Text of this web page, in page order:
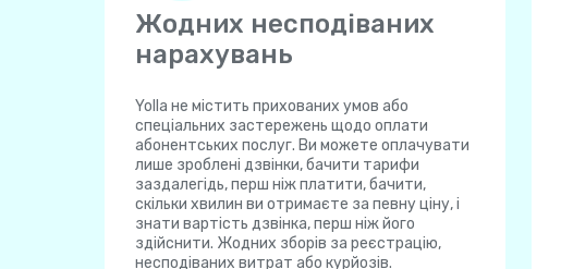
Жодних несподіваних
нарахувань
Yolla не містить прихованих умов або
спеціальних застережень щодо оплати
абонентських послуг. Ви можете оплачувати
лише зроблені дзвінки, бачити тарифи
заздалегідь, перш ніж платити, бачити,
скільки хвилин ви отримаєте за певну ціну, і
знати вартість дзвінка, перш ніж його
здійснити. Жодних зборів за реєстрацію,
несподіваних витрат або курйозів.